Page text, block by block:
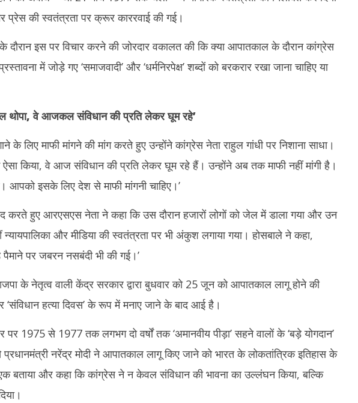
प्रेस की स्वतंत्रता पर क्रूर काररवाई की गई।
इस पर विचार करने की जोरदार वकालत की कि क्या आपातकाल के दौरान कांग्रेस
में जोड़े गए ‘समाजवादी’ और ‘धर्मनिरपेक्ष’ शब्दों को बरकरार रखा जाना चाहिए या
थोपा, वे आजकल संविधान की प्रति लेकर घूम रहे’
लिए माफी मांगने की मांग करते हुए उन्होंने कांग्रेस नेता राहुल गांधी पर निशाना साधा।
ऐसा किया, वे आज संविधान की प्रति लेकर घूम रहे हैं। उन्होंने अब तक माफी नहीं मांगी है।
आपको इसके लिए देश से माफी मांगनी चाहिए।’
करते हुए आरएसएस नेता ने कहा कि उस दौरान हजारों लोगों को जेल में डाला गया और उन
न्यायपालिका और मीडिया की स्वतंत्रता पर भी अंकुश लगाया गया। होसबाले ने कहा,
पर जबरन नसबंदी भी की गई।’
के नेतृत्व वाली केंद्र सरकार द्वारा बुधवार को 25 जून को आपातकाल लागू होने की
‘संविधान हत्या दिवस’ के रूप में मनाए जाने के बाद आई है।
1975 से 1977 तक लगभग दो वर्षों तक ‘अमानवीय पीड़ा’ सहने वालों के ‘बड़े योगदान’
प्रधानमंत्री नरेंद्र मोदी ने आपातकाल लागू किए जाने को भारत के लोकतांत्रिक इतिहास के
बताया और कहा कि कांग्रेस ने न केवल संविधान की भावना का उल्लंघन किया, बल्कि